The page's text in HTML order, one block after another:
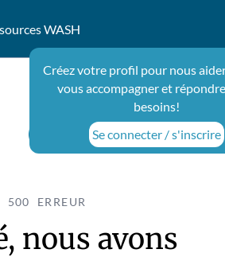
WASH
Créez votre profil pour nous
vous accompagner et
besoins!
Se connecter / s'inscrire
500 ERREUR
nous avons